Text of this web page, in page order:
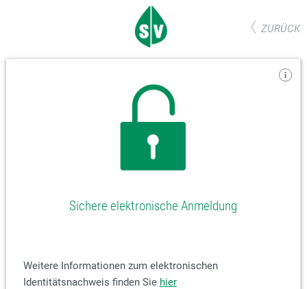
ZURÜCK
Sichere elektronische Anmeldung
Weitere Informationen zum elektronischen
Identitätsnachweis finden Sie hier